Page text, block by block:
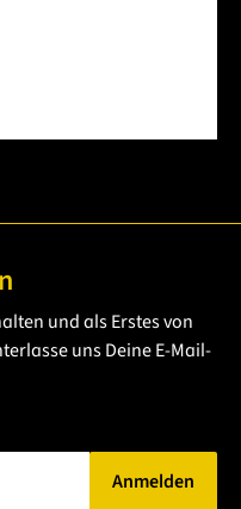
und als Erstes von
uns Deine E-Mail-
Anmelden